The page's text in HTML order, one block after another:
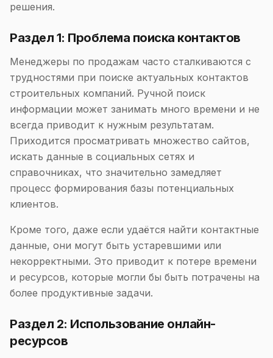
решения.
Раздел 1: Проблема поиска контактов
Менеджеры по продажам часто сталкиваются с
трудностями при поиске актуальных контактов
строительных компаний. Ручной поиск
информации может занимать много времени и не
всегда приводит к нужным результатам.
Приходится просматривать множество сайтов,
искать данные в социальных сетях и
справочниках, что значительно замедляет
процесс формирования базы потенциальных
клиентов.
Кроме того, даже если удаётся найти контактные
данные, они могут быть устаревшими или
некорректными. Это приводит к потере времени
и ресурсов, которые могли бы быть потрачены на
более продуктивные задачи.
Раздел 2: Использование онлайн-
ресурсов